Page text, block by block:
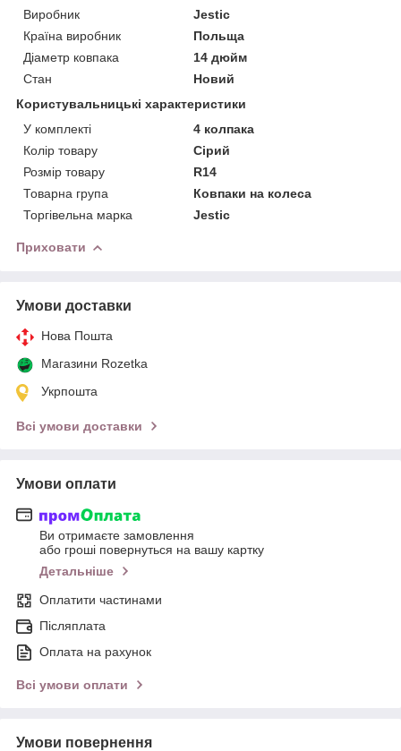
Виробник
Jestic
Країна виробник
Польща
Діаметр ковпака
14 дюйм
Стан
Новий
Користувальницькі характеристики
У комплекті
4 колпака
Колір товару
Сірий
Розмір товару
R14
Товарна група
Ковпаки на колеса
Торгівельна марка
Jestic
Приховати
Умови доставки
Нова Пошта
Магазини Rozetka
Укрпошта
Всі умови доставки
Умови оплати
Ви отримаєте замовлення
або гроші повернуться на вашу картку
Детальніше
Оплатити частинами
Післяплата
Оплата на рахунок
Всі умови оплати
Умови повернення